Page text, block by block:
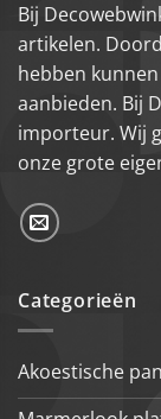
Bij
artikelen.
hebben
aanbieden. Bij
importeur. Wij
onze grote
Categorieën
Akoestische